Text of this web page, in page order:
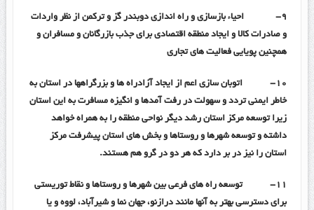
۹-
احیاء بازسازی و راه اندازی دوبندر گز و ترکمن از نظر واردات
و صادرات کالا و ایجاد منطقه اقتصادی برای جذب بازرگانان و مسافران و
همچنین پویایی فعالیت های تجاری
۱۰-
اتوبان سازی اعم از ایجاد آزادراه ها و بزرگراهها در استان به
خاطر ایمنی تردد و سهولت در رفت آمدها و انگیزه مسافرت به این استان
زیرا توسعه مرکز استان رشد دیگر نواحی منطقه را به همراه خواهد
داشته و توسعه شهرها و روستاها و بخش های استان پیشرفت مرکز
استان را نیز در بر دارد که هر دو در گرو هم هستند.
۱۱-
توسعه راه های فرعی بین شهرها و روستاها و نقاط توریستی
برای دسترسی بهتر به آنها مانند درازنو، جهان نما و شیرآباد، لووه و یا